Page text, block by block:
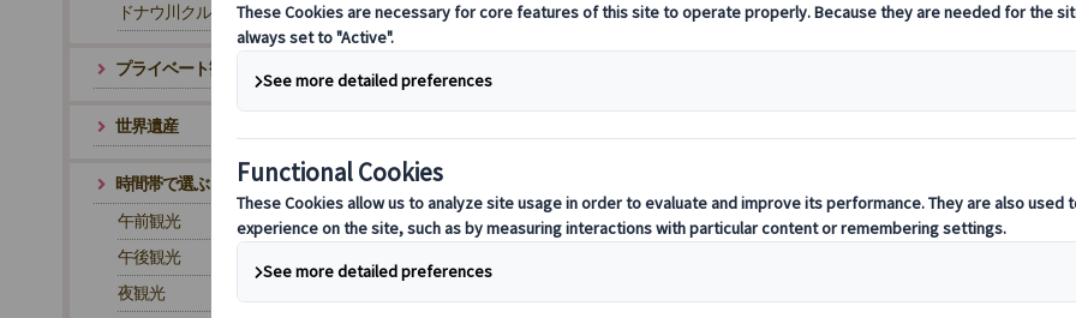
ドナウ川クルーズ
プライベート観光
世界遺産
時間帯で選ぶ
午前観光
午後観光
夜観光